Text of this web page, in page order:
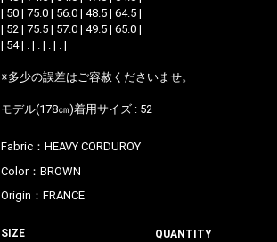
| 50 | 75.0 | 56.0 | 48.5 | 64.5 |
| 52 | 75.5 | 57.0 | 49.5 | 65.0 |
| 54 | . | . | . | . |
※多少の誤差はご容赦くださいませ。
モデル(178㎝)着用サイズ : 52
Fabric： HEAVY CORDUROY
Color： BROWN
Origin： FRANCE
SIZE QUANTITY